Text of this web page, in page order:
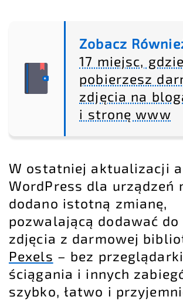
Zobacz
17 miejsc, gdzie
pobierzesz
zdjęcia na
i stronę www
W ostatniej aktualizacji
WordPress dla urządzeń
dodano istotną zmianę,
pozwalającą dodawać
zdjęcia z darmowej
Pexels – bez
ściągania i innych
szybko, łatwo i